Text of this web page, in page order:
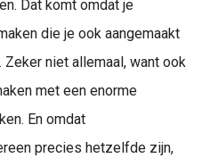
Dat komt omdat je
die je ook aangemaakt
niet allemaal, want ook
met een enorme
En omdat
precies hetzelfde zijn,